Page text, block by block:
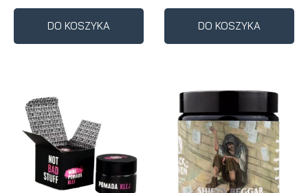
DO KOSZYKA DO KOSZYKA